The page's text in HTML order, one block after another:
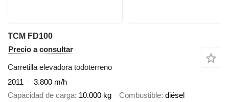
TCM FD100
Precio a consultar
Carretilla elevadora todoterreno
2011
3.800 m/h
Capacidad de carga 10.000 kg Combustible diésel